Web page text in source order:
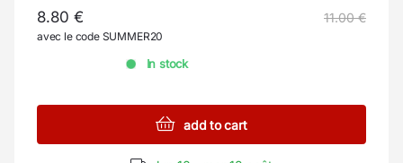
8.80 € 11.00 €
avec le code SUMMER20
In stock
add to cart